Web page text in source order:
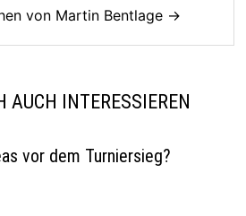
von Martin Bentlage →
AUCH INTERESSIEREN
vor dem Turniersieg?